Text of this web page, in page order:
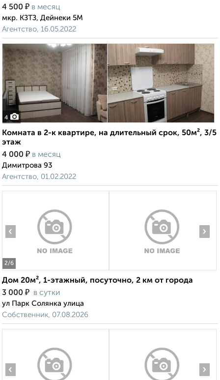
4 500 ₽ в месяц
мкр. КЗТЗ, Дейнеки 5М
Агентство, 16.05.2022
4
Комната в 2-к квартире, на длительный срок, 50м², 3/5
этаж
4 000 ₽ в месяц
Димитрова 93
Агентство, 01.02.2022
2/6
‹ ›
Дом 20м², 1-этажный, посуточно, 2 км от города
3 000 ₽ в сутки
ул Парк Солянка улица
Собственник, 07.08.2026
‹ ›